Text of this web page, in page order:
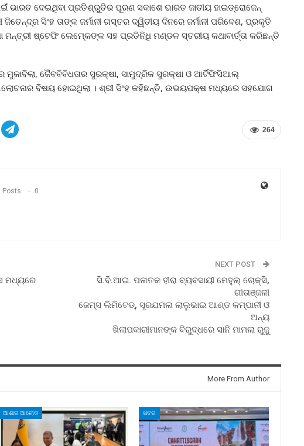
ଭାରତ ଦେଇଥିବା ପ୍ରତିଶ୍ରୁତିର ପୂରଣ ସକାଶେ ଭାରତ ଜାତୀୟ ହାଇଡ୍ରୋଜେନ୍‍
ସିଂହ ତାଙ୍କ ଜର୍ମାନୀ ଗସ୍ତର ଦ୍ୱିତୀୟ ଦିନରେ ଜର୍ମାନୀ ପରିବେଶ, ପ୍ରକୃତି
ମନ୍ତ୍ରୀ ଷ୍ଟେଫି ଲେମ୍‍କେଙ୍କ ସହ ପ୍ରତିନିଧି ମଣ୍ଡଳ ସ୍ତରୀୟ କଥାବାର୍ତ୍ତା କରିଛନ୍ତି
ମୁକାବିଲା, ଜୈବବିବିଧତାର ସୁରକ୍ଷା, ସାମୁଦ୍ରିକ ସୁରକ୍ଷା ଓ ଆର୍ଟିଫିସିଆଲ୍‍
ବିଷୟ ହୋଇଥିଲା । ଶ୍ରୀ ସିଂହ କହିଛନ୍ତି, ଉଭୟପକ୍ଷ ମଧ୍ୟରେ ସହଯୋଗ
264
Posts 0
ମଧ୍ୟରେ
NEXT POST
ସି.ବି.ଆଇ. ପଳାତକ ହୀରା ବ୍ୟବସାୟୀ ମେହୁଲ୍‍ ଚୋକ୍ସି,
ଗୀତାଞ୍ଜଳୀ
ଜେମ୍ସ ଲିମିଟେଡ୍‍, ସୂରଯମଲ ଲାଲୁଭାଇ ଆଣ୍ଡ କମ୍ପାନୀ ଓ
ଅନ୍ୟ
ଖିଲାପକାରୀମାନଙ୍କ ବିରୁଦ୍ଧରେ ସାନି ମାମଲା ରୁଜୁ
More From Author
ଆଶାର ଆଲୋକ ଖବର